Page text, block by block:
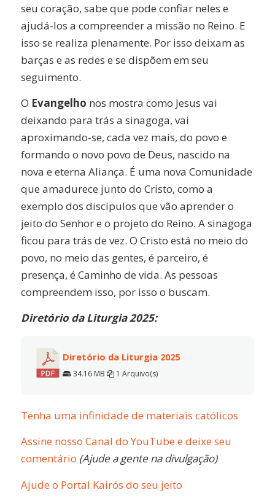
seu coração, sabe que pode confiar neles e
ajudá-los a compreender a missão no Reino. E
isso se realiza plenamente. Por isso deixam as
barças e as redes e se dispõem em seu
seguimento.
O Evangelho nos mostra como Jesus vai
deixando para trás a sinagoga, vai
aproximando-se, cada vez mais, do povo e
formando o novo povo de Deus, nascido na
nova e eterna Aliança. É uma nova Comunidade
que amadurece junto do Cristo, como a
exemplo dos discípulos que vão aprender o
jeito do Senhor e o projeto do Reino. A sinagoga
ficou para trás de vez. O Cristo está no meio do
povo, no meio das gentes, é parceiro, é
presença, é Caminho de vida. As pessoas
compreendem isso, por isso o buscam.
Diretório da Liturgia 2025:
Diretório da Liturgia 2025
34.16 MB 1 Arquivo(s)
Tenha uma infinidade de materiais católicos
Assine nosso Canal do YouTube e deixe seu
comentário (Ajude a gente na divulgação)
Ajude o Portal Kairós do seu jeito